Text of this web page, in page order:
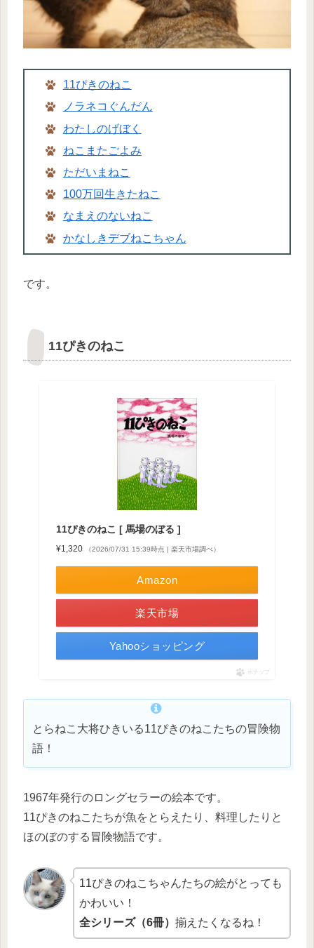
11ぴきのねこ
ノラネコぐんだん
わたしのげぼく
ねこまたごよみ
ただいまねこ
100万回生きたねこ
なまえのないねこ
かなしきデブねこちゃん
です。
11ぴきのねこ
11ぴきのねこ [ 馬場のぼる ]
¥1,320 （2026/07/31 15:39時点 | 楽天市場調べ）
Amazon
楽天市場
Yahooショッピング
ポチップ
とらねこ大将ひきいる11ぴきのねこたちの冒険物
語！
1967年発行のロングセラーの絵本です。
11ぴきのねこたちが魚をとらえたり、料理したりと
ほのぼのする冒険物語です。
11ぴきのねこちゃんたちの絵がとっても
かわいい！
全シリーズ（6冊）揃えたくなるね！